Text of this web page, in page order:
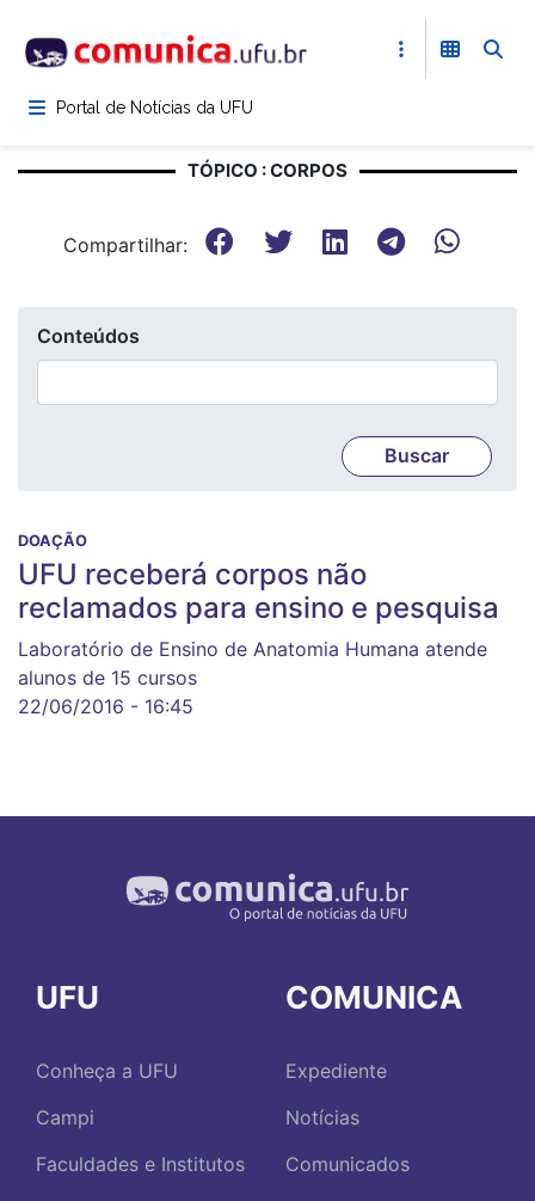
para
conteúdoPortal de Notícias da UFU
TÓPICO : CORPOS
Compartilhar:
Conteúdos
DOAÇÃO
UFU receberá corpos não
reclamados para ensino e pesquisa
Laboratório de Ensino de Anatomia Humana atende
alunos de 15 cursos
22/06/2016 - 16:45
UFU
Conheça a UFU
Campi
Faculdades e Institutos
COMUNICA
Expediente
Notícias
Comunicados